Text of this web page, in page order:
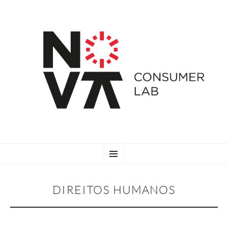
TO
DIREITOS HUMANOS